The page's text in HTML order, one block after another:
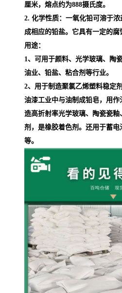
厘米，熔点约为888摄氏度。
2. 化学性质：一氧化铅可溶于
成相应的铅盐。它具有一定的腐
用途：
1、
可用于颜料、光学玻璃、陶
油业、铅盐、粘合剂等行业。
2、 用于制造聚氯乙烯塑料稳定
油漆工业中与油制成铅皂，用作
造高折射率光学玻璃、陶瓷瓷
剂，是橡胶着色剂。还用于蓄电
等。